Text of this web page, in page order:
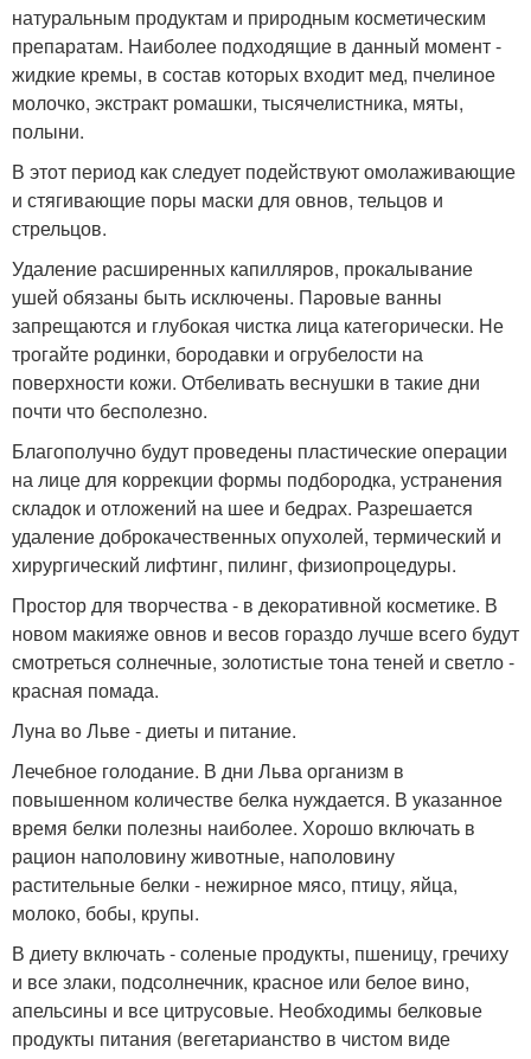
натуральным продуктам и природным косметическим
препаратам. Наиболее подходящие в данный момент -
жидкие кремы, в состав которых входит мед, пчелиное
молочко, экстракт ромашки, тысячелистника, мяты,
полыни.
В этот период как следует подействуют омолаживающие
и стягивающие поры маски для овнов, тельцов и
стрельцов.
Удаление расширенных капилляров, прокалывание
ушей обязаны быть исключены. Паровые ванны
запрещаются и глубокая чистка лица категорически. Не
трогайте родинки, бородавки и огрубелости на
поверхности кожи. Отбеливать веснушки в такие дни
почти что бесполезно.
Благополучно будут проведены пластические операции
на лице для коррекции формы подбородка, устранения
складок и отложений на шее и бедрах. Разрешается
удаление доброкачественных опухолей, термический и
хирургический лифтинг, пилинг, физиопроцедуры.
Простор для творчества - в декоративной косметике. В
новом макияже овнов и весов гораздо лучше всего будут
смотреться солнечные, золотистые тона теней и светло -
красная помада.
Луна во Льве - диеты и питание.
Лечебное голодание. В дни Льва организм в
повышенном количестве белка нуждается. В указанное
время белки полезны наиболее. Хорошо включать в
рацион наполовину животные, наполовину
растительные белки - нежирное мясо, птицу, яйца,
молоко, бобы, крупы.
В диету включать - соленые продукты, пшеницу, гречиху
и все злаки, подсолнечник, красное или белое вино,
апельсины и все цитрусовые. Необходимы белковые
продукты питания (вегетарианство в чистом виде